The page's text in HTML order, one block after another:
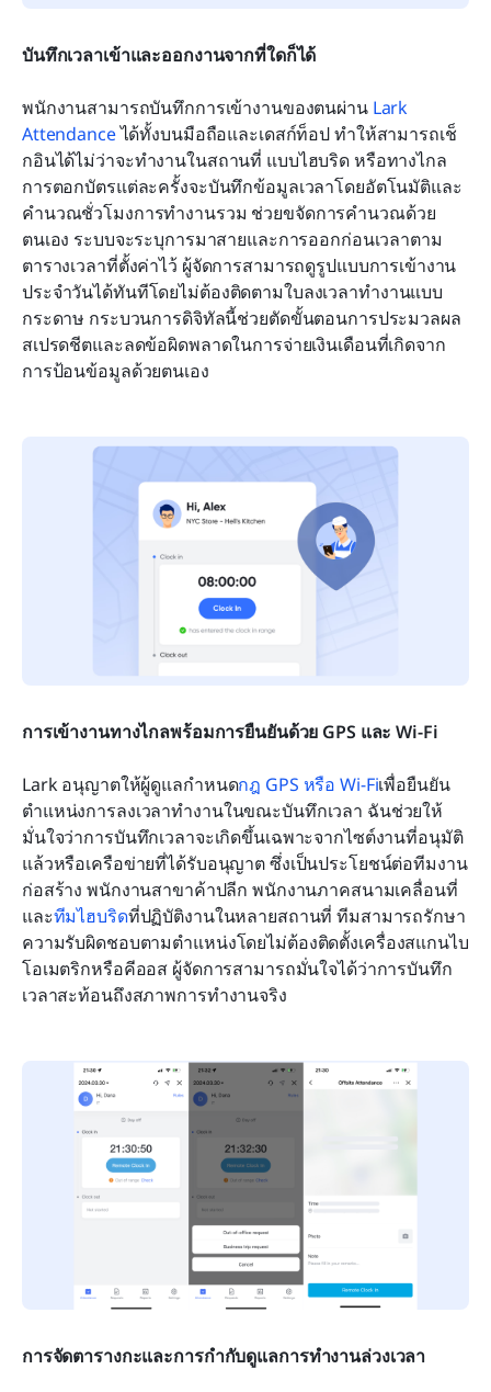
บันทึกเวลาเข้าและออกงานจากที่ใดก็ได้
พนักงานสามารถบันทึกการเข้างานของตนผ่าน Lark
Attendance ได้ทั้งบนมือถือและเดสก์ท็อป ทำให้สามารถเช็
กอินได้ไม่ว่าจะทำงานในสถานที่ แบบไฮบริด หรือทางไกล
การตอกบัตรแต่ละครั้งจะบันทึกข้อมูลเวลาโดยอัตโนมัติและ
คำนวณชั่วโมงการทำงานรวม ช่วยขจัดการคำนวณด้วย
ตนเอง ระบบจะระบุการมาสายและการออกก่อนเวลาตาม
ตารางเวลาที่ตั้งค่าไว้ ผู้จัดการสามารถดูรูปแบบการเข้างาน
ประจำวันได้ทันทีโดยไม่ต้องติดตามใบลงเวลาทำงานแบบ
กระดาษ กระบวนการดิจิทัลนี้ช่วยตัดขั้นตอนการประมวลผล
สเปรดชีตและลดข้อผิดพลาดในการจ่ายเงินเดือนที่เกิดจาก
การป้อนข้อมูลด้วยตนเอง
การเข้างานทางไกลพร้อมการยืนยันด้วย GPS และ Wi-Fi
Lark อนุญาตให้ผู้ดูแลกำหนดกฎ GPS หรือ Wi-Fiเพื่อยืนยัน
ตำแหน่งการลงเวลาทำงานในขณะบันทึกเวลา ฉันช่วยให้
มั่นใจว่าการบันทึกเวลาจะเกิดขึ้นเฉพาะจากไซต์งานที่อนุมัติ
แล้วหรือเครือข่ายที่ได้รับอนุญาต ซึ่งเป็นประโยชน์ต่อทีมงาน
ก่อสร้าง พนักงานสาขาค้าปลีก พนักงานภาคสนามเคลื่อนที่
และทีมไฮบริดที่ปฏิบัติงานในหลายสถานที่ ทีมสามารถรักษา
ความรับผิดชอบตามตำแหน่งโดยไม่ต้องติดตั้งเครื่องสแกนไบ
โอเมตริกหรือคีออส ผู้จัดการสามารถมั่นใจได้ว่าการบันทึก
เวลาสะท้อนถึงสภาพการทำงานจริง
การจัดตารางกะและการกำกับดูแลการทำงานล่วงเวลา